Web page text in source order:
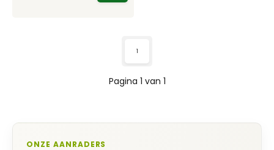
Pagina 1 van 1
1
ONZE AANRADERS